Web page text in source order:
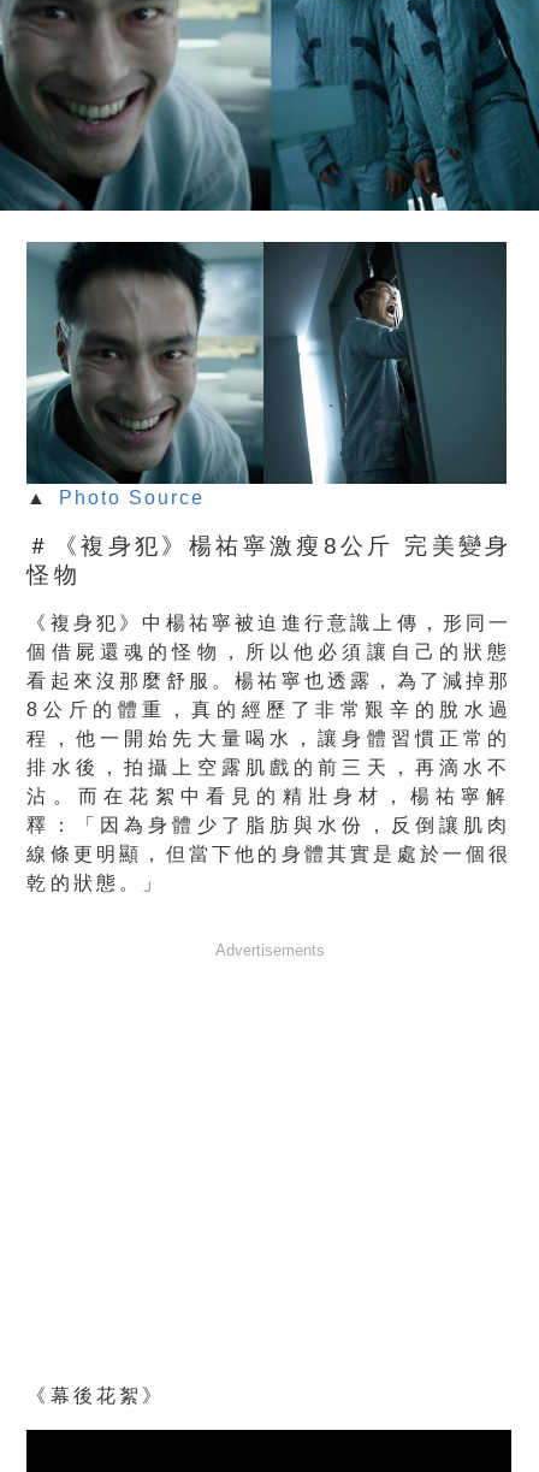
▲ Photo Source
＃《複身犯》楊祐寧激瘦8公斤 完美變身
怪物
《複身犯》中楊祐寧被迫進行意識上傳，形同一
個借屍還魂的怪物，
所以他必須讓自己的狀態
看起來沒那麼舒服。楊祐寧也透露， 為了減掉那
8公斤的體重，真的經歷了非常艱辛的脫水過
程， 他一開始先大量喝水，讓身體習慣正常的
排水後，拍攝上空露肌戲的前三天，再滴水不
沾。 而在花絮中看見的精壯身材，楊祐寧解
釋：「
因為身體少了脂肪與水份，反倒讓肌肉
線條更明顯， 但當下他的身體其實是處於一個很
乾的狀態。」
Advertisements
《幕後花絮》